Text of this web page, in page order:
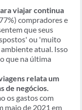
viajar continua
compradores e
que seus
ou 'muito
atual. Isso
que na última
relata um
de negócios.
os gastos com
maio de 2021 em